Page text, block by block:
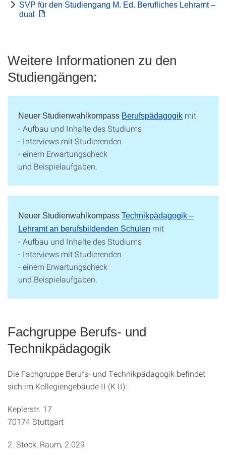
SVP für den Studiengang M. Ed. Berufliches Lehramt –
dual
Weitere Informationen zu den
Studiengängen:
Neuer Studienwahlkompass Berufspädagogik mit
- Aufbau und Inhalte des Studiums
- Interviews mit Studierenden
- einem Erwartungscheck
und Beispielaufgaben.
Neuer Studienwahlkompass Technikpädagogik –
Lehramt an berufsbildenden Schulen mit
- Aufbau und Inhalte des Studiums
- Interviews mit Studierenden
- einem Erwartungscheck
und Beispielaufgaben.
Fachgruppe Berufs- und
Technikpädagogik
Die Fachgruppe Berufs- und Technikpädagogik befindet
sich im Kollegiengebäude II (K II):
Keplerstr. 17
70174 Stuttgart
2. Stock, Raum, 2.029